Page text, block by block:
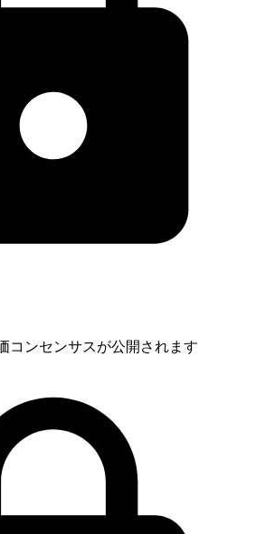
コンセンサスが公開されます